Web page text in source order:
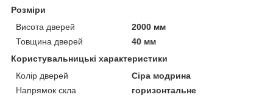
Розміри
Висота дверей
2000 мм
Товщина дверей
40 мм
Користувальницькі характеристики
Колір дверей
Сіра модрина
Напрямок скла
горизонтальне